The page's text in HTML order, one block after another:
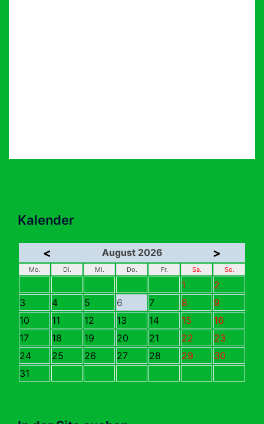
Kalender
< August 2026 >
Mo. Di. Mi. Do. Fr. Sa. So.
1
2
3
4 5 6 7 8
9
10
11 12 13 14 15
16
17
18 19 20 21 22
23
24
25 26 27 28 29
30
31